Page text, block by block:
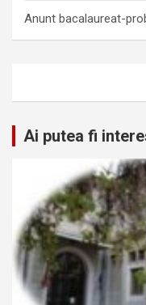
Anunt bacalaureat-
Ai putea fi